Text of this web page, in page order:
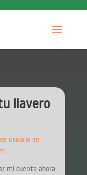
llavero
usuario en
mi cuenta ahora